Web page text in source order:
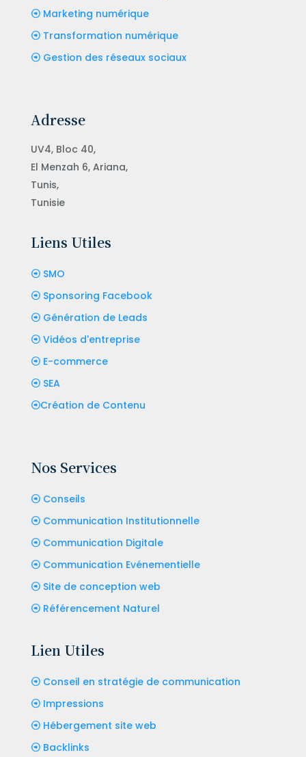
Marketing numérique
Transformation numérique
Gestion des réseaux sociaux
Adresse
UV4, Bloc 40,
El Menzah 6, Ariana,
Tunis,
Tunisie
Liens Utiles
SMO
Sponsoring Facebook
Génération de Leads
Vidéos d'entreprise
E-commerce
SEA
Création de Contenu
Nos Services
Conseils
Communication Institutionnelle
Communication Digitale
Communication Evénementielle
Site de conception web
Référencement Naturel
Lien Utiles
Conseil en stratégie de communication
Impressions
Hébergement site web
Backlinks